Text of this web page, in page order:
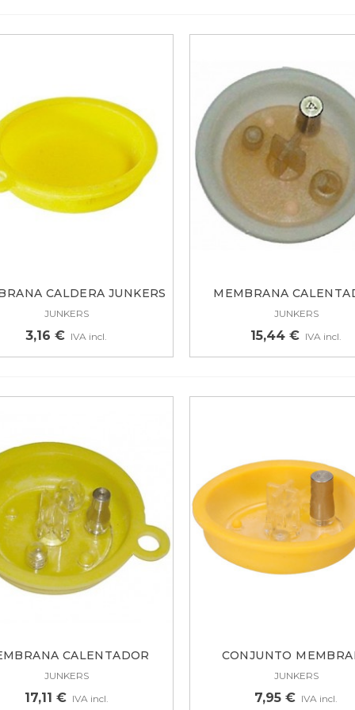
CALDERA JUNKERS
5...
JUNKERS
3,16 € IVA incl.
MEMBRANA
JUNKERS,...
JUNKERS
15,44 € IVA incl.
CALENTADOR
JUNKERS W400...
JUNKERS
17,11 € IVA incl.
CONJUNTO
CALENTADOR...
JUNKERS
7,95 € IVA incl.